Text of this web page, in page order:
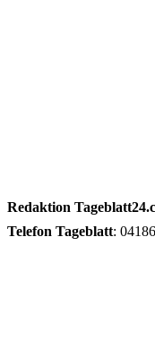
Redaktion
Telefon Tageblatt: